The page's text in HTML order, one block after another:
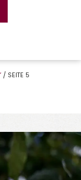
/ SEITE 5